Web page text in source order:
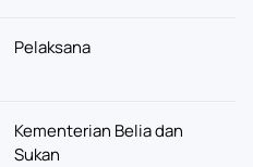
Pelaksana
Kementerian Belia dan
Sukan